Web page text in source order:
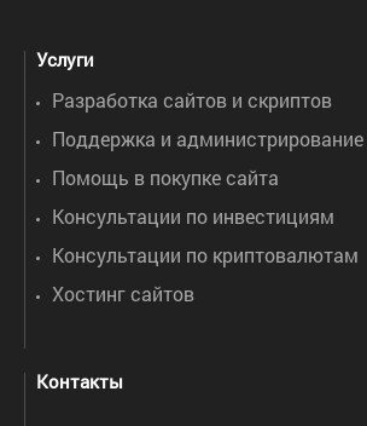
Услуги
Разработка сайтов и скриптов
Поддержка и администрирование
Помощь в покупке сайта
Консультации по инвестициям
Консультации по криптовалютам
Хостинг сайтов
Контакты